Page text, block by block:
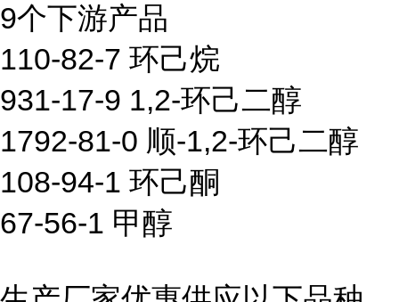
9个下游产品
110-82-7 环己烷
931-17-9 1,2-环己二醇
1792-81-0 顺-1,2-环己二醇
108-94-1 环己酮
67-56-1 甲醇